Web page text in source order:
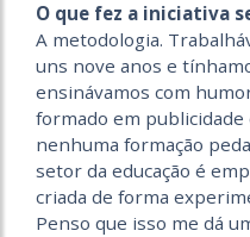
O que fez a iniciativa
A metodologia.
uns nove anos e
ensinávamos com
formado em
nenhuma formação
setor da educação é
criada de forma
Penso que isso me dá